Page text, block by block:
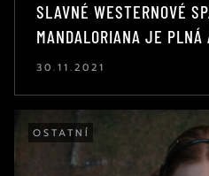
SLAVNÉ WESTERNOVÉ
MANDALORIANA JE
30.11.2021
OSTATNÍ